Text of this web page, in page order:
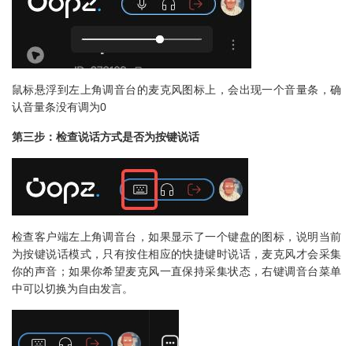
鼠标悬浮到左上角调音台的麦克风图标上，会出现一个音量条，确
认音量条没有调为0
第三步：检查说话方式是否为按键说话
检查客户端左上角调音台，如果显示了一个键盘的图标，说明当前
为按键说话模式，只有按住相应的快捷键时说话，麦克风才会采集
你的声音；如果你希望麦克风一直保持采集状态，右键调音台菜单
中可以切换为自由发言。